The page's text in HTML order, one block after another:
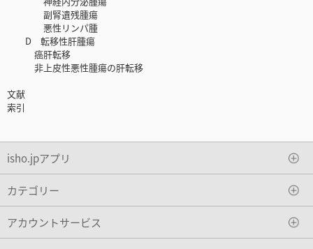
副腎遺残腫瘍
悪性リンパ腫
D 転移性肝腫瘍
癌肝転移
非上皮性悪性腫瘍の肝転移
文献
索引
isho.jpアプリ
カテゴリー
アカウントサービス